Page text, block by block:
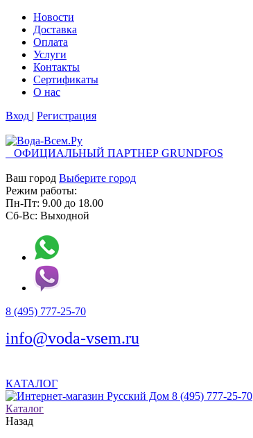
Новости
Доставка
Оплата
Услуги
Контакты
Cертификаты
О нас
Вход | Регистрация
ОФИЦИАЛЬНЫЙ ПАРТНЕР GRUNDFOS
Ваш город Выберите город
Режим работы:
Пн-Пт: 9.00 до 18.00
Сб-Вс: Выходной
8 (495) 777-25-70
info@voda-vsem.ru
КАТАЛОГ
8 (495) 777-25-70
Каталог
Назад